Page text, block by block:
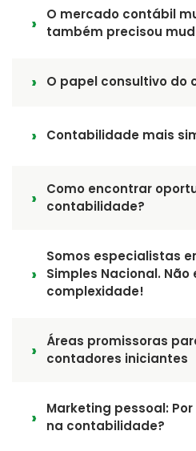
O mercado contábil
também precisou
O papel consultivo do
Contabilidade mais
Como encontrar
contabilidade?
Somos especialistas
Simples Nacional. Não
complexidade!
Áreas promissoras
contadores iniciantes
Marketing pessoal:
na contabilidade?